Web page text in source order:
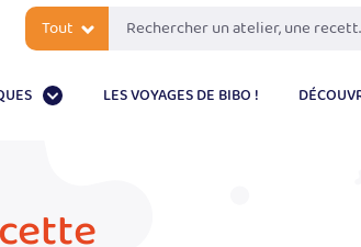
Tout
LES VOYAGES DE BIBO !